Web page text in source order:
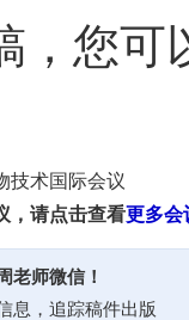
，您可
技术国际会议
，请点击查看更多会
老师微信！
息，追踪稿件出版